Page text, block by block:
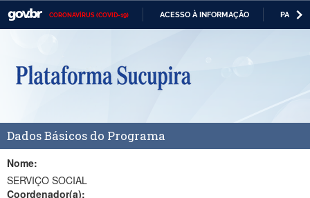
CORONAVÍRUS (COVID-19) ACESSO À INFORMAÇÃO
Casa Civil
Ministério da Defesa
Ministério da Economia
Ministério da Infraestrutura
Ministério da Agricultura, Pecuária e Abastecimento
Dados Básicos do Programa
Nome:
SERVIÇO SOCIAL
Coordenador(a):